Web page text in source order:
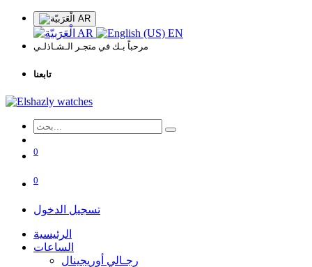
AR
AR EN
مرحباً بـك في متجـر الـشـاذلـي
تابعنا
0
0
تسجيل الدخول
الرئيسية
الساعات
رجـالي أوريجينال